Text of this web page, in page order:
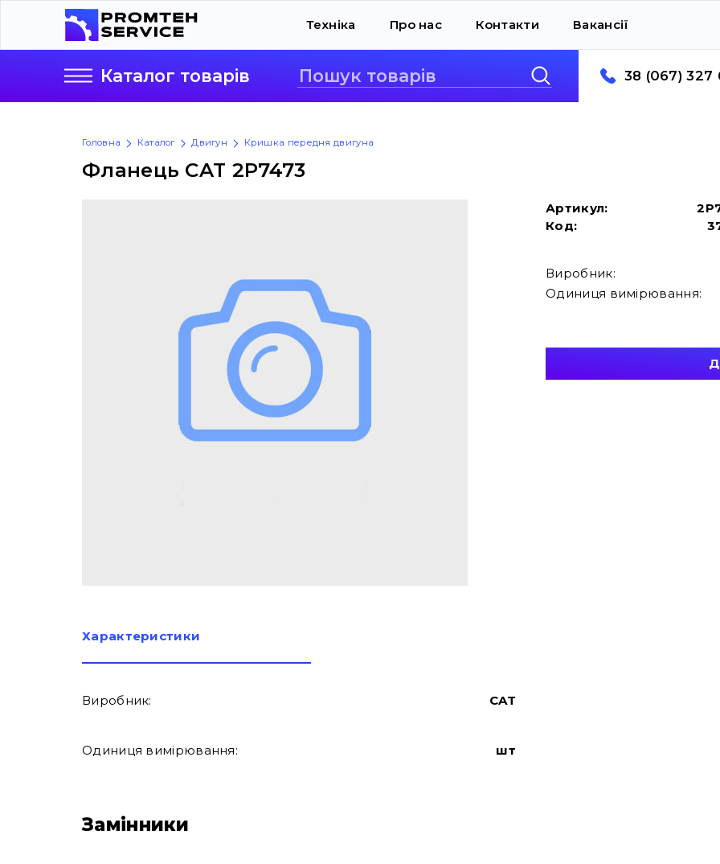
Техніка Про нас Контакти Вакансії
Каталог товарів 38 (067) 327
Головна Каталог Двигун Кришка передня двигуна
Фланець CAT 2P7473
Артикул:
Код:
Виробник:
Одиниця вимірювання:
Характеристики
Виробник: CAT
Одиниця вимірювання: шт
Замінники